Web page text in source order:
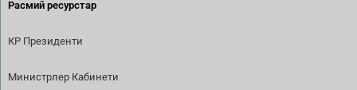
Расмий ресурстар
КР Президенти
Министрлер Кабинети